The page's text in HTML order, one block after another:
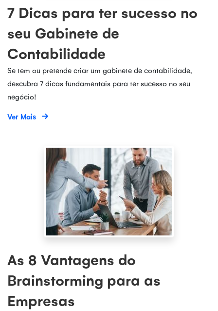
7 Dicas para ter sucesso no
seu Gabinete de
Contabilidade
Se tem ou pretende criar um gabinete de contabilidade,
descubra 7 dicas fundamentais para ter sucesso no seu
negócio!
Ver Mais
As 8 Vantagens do
Brainstorming para as
Empresas